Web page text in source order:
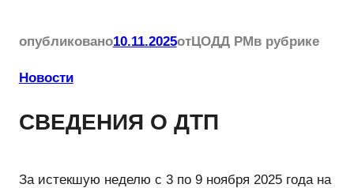
опубликовано10.11.2025отЦОДД РМв рубрике
Новости
СВЕДЕНИЯ О ДТП
За истекшую неделю с 3 по 9 ноября 2025 года на